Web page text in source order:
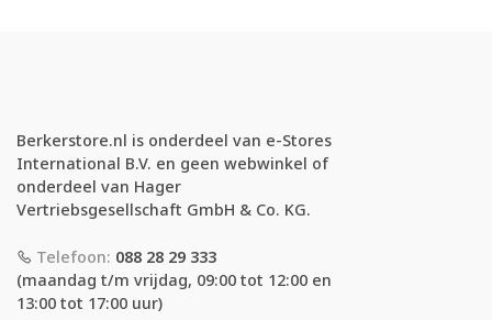
Berkerstore.nl is onderdeel van e-Stores
International B.V. en geen webwinkel of
onderdeel van Hager
Vertriebsgesellschaft GmbH & Co. KG.
Telefoon: 088 28 29 333
(maandag t/m vrijdag, 09:00 tot 12:00 en
13:00 tot 17:00 uur)